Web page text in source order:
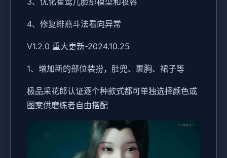
4、修复绯燕斗法看向异常
V1.2.0 重大更新-2024.10.25
1、增加新的部位装扮，肚兜、裹胸、裙子等
极品采花郎认证逐个种款式都可单独选择颜色或
图案供磨练者自由搭配